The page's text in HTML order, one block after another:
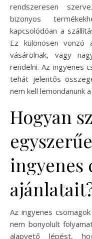
rendszeresen
bizonyos
kapcsolódóan a
Ez különösen vonzó
vásárolnak, vagy
rendelni. Az ingyenes
tehát jelentős
nem kell lemondanunk
Hogyan
ingyenes
Az ingyenes
nem bonyolult
alapvető lépést,